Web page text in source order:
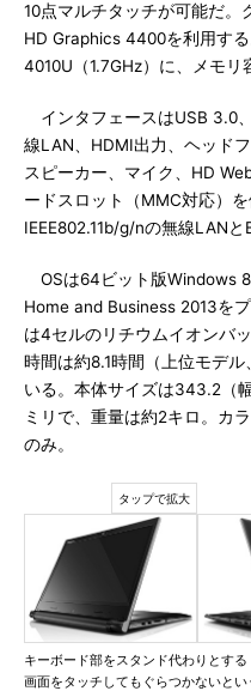
10点マルチタッチが可能だ
HD Graphics 4400を利用す
4010U（1.7GHz）に、メモリ
インタフェースはUSB 3.0
線LAN、HDMI出力、ヘッド
スピーカー、マイク、HD
ードスロット（MMC対応）
IEEE802.11b/g/nの無線LAN
OSは64ビット版Windows
Home and Business 2013を
は4セルのリチウムイオンバ
時間は約8.1時間（上位モデ
いる。本体サイズは343.2（
ミリで、重量は約2キロ。カ
のみ。
キーボード部をスタンド代わりとす
画面をタッチしてもぐらつかないと